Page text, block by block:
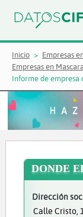
Inicio Empresas
Empresas en
Informe de empresa
DONDE
Dirección
Calle Cristo,